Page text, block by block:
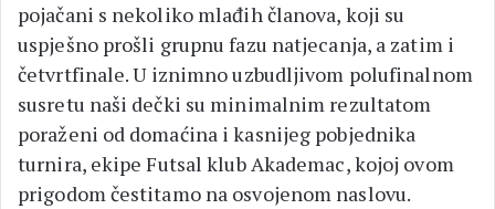
pojačani s nekoliko mlađih članova, koji su
uspješno prošli grupnu fazu natjecanja, a zatim i
četvrtfinale. U iznimno uzbudljivom polufinalnom
susretu naši dečki su minimalnim rezultatom
poraženi od domaćina i kasnijeg pobjednika
turnira, ekipe Futsal klub Akademac, kojoj ovom
prigodom čestitamo na osvojenom naslovu.